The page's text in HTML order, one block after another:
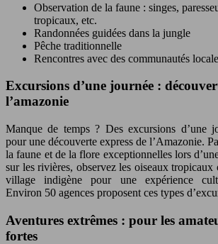
Observation de la faune : singes,
tropicaux, etc.
Randonnées guidées dans la jungle
Pêche traditionnelle
Rencontres avec des communautés
Excursions d’une journée :
l’amazonie
Manque de temps ? Des excursions d’une
pour une découverte express de l’Amazonie.
la faune et de la flore exceptionnelles lors
sur les rivières, observez les oiseaux tropicaux
village indigène pour une expérience
Environ 50 agences proposent ces types
Aventures extrêmes : pour les
fortes